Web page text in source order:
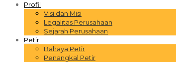
Profil
Visi dan Misi
Legalitas Perusahaan
Sejarah Perusahaan
Petir
Bahaya Petir
Penangkal Petir